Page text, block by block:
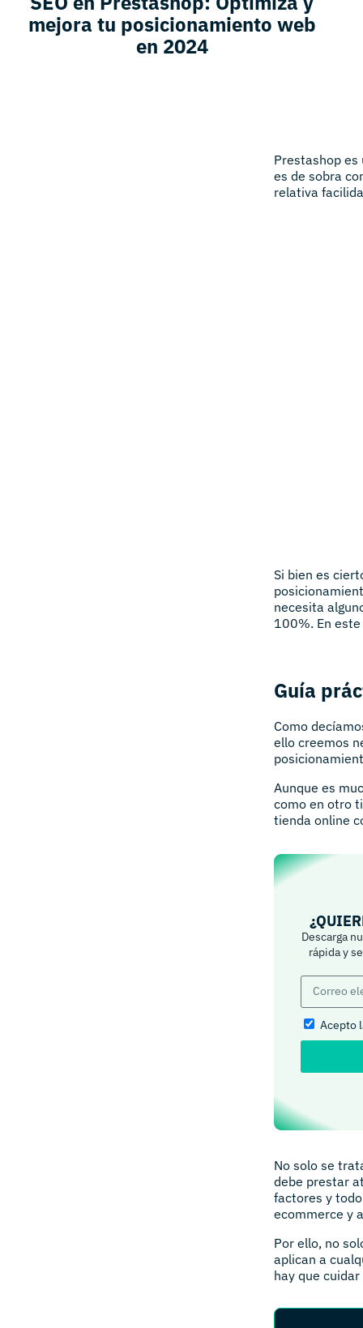
mejora tu posicionamiento web
en 2024
Prestashop es
es de sobra
relativa
Si bien es
necesita
100%. En
Guía
Como
ello creemos
Aunque es
como en otro
tienda online
Descarga
rápida y
Acepto
No solo se
debe prestar
factores y
ecommerce y
Por ello, no
aplican a
hay que